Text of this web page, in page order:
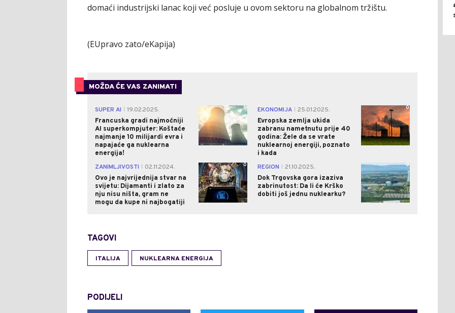
domaći industrijski lanac koji već posluje u ovom sektoru na globalnom tržištu.
(EUpravo zato/eKapija)
MOŽDA ĆE VAS ZANIMATI
SUPER AI
19.02.2025.
Francuska gradi najmoćniji
AI superkompjuter: Koštaće
najmanje 10 milijardi evra i
napajaće ga nuklearna
energija!
0 EKONOMIJA
25.01.2025.
Evropska zemlja ukida
zabranu nametnutu prije 40
godina: Žele da se vrate
nuklearnoj energiji, poznato
i kada
0
ZANIMLJIVOSTI
02.11.2024.
Ovo je najvrijednija stvar na
svijetu: Dijamanti i zlato za
nju nisu ništa, gram ne
mogu da kupe ni najbogatiji
0 REGION
21.10.2025.
Dok Trgovska gora izaziva
zabrinutost: Da li će Krško
dobiti još jednu nuklearku?
0
TAGOVI
ITALIJA NUKLEARNA ENERGIJA
PODIJELI